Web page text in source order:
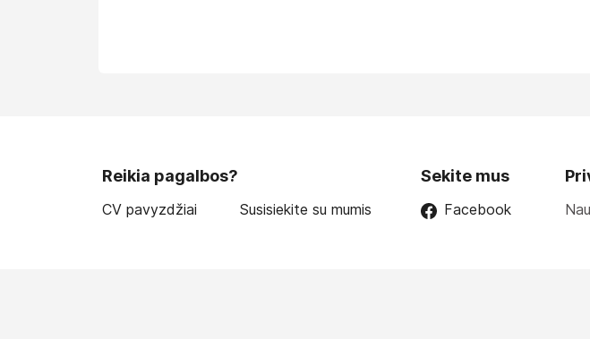
Reikia pagalbos?
CV pavyzdžiai Susisiekite su mumis
Sekite mus
Facebook